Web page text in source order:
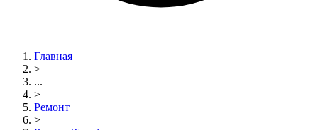
Главная
>
...
>
Ремонт
>